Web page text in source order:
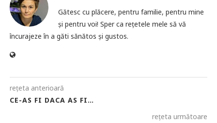
Gătesc cu plăcere, pentru familie, pentru mine
și pentru voi! Sper ca rețetele mele să vă
încurajeze în a găti sănătos și gustos.
rețeta anterioară
CE-AS FI DACA AS FI…
rețeta următoare